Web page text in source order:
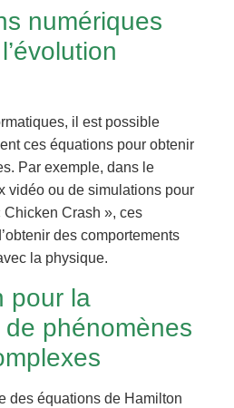
numériques
il est possible
ces équations pour obtenir
Par exemple, dans le
vidéo ou de simulations pour
Chicken Crash », ces
des comportements
la physique.
pour la
phénomènes
des équations de Hamilton